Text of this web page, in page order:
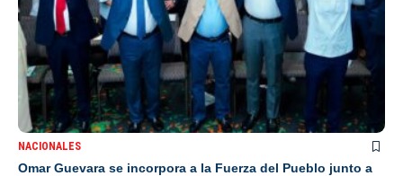
NACIONALES
Omar Guevara se incorpora a la Fuerza del Pueblo junto a